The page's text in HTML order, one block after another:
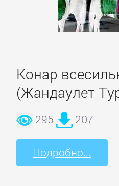
Конар
(Жандаулет
295 207
Подробно...
Корпоративная
культура
финансы
Малый
бизнес
Маркетинг,
PR,